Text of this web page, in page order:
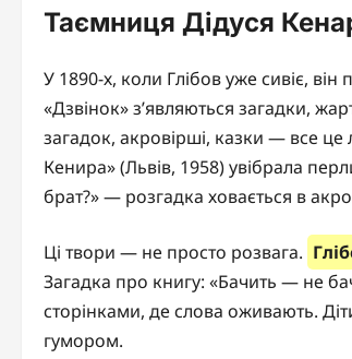
Таємниця Дідуся
У 1890-х, коли Глібов уже сивіє,
«Дзвінок» з’являються загадки,
загадок, акровірші, казки — все це
Кенира» (Львів, 1958) увібрала
брат?» — розгадка ховається в
Ці твори — не просто розвага.
Загадка про книгу: «Бачить — не
сторінками, де слова оживають.
гумором.